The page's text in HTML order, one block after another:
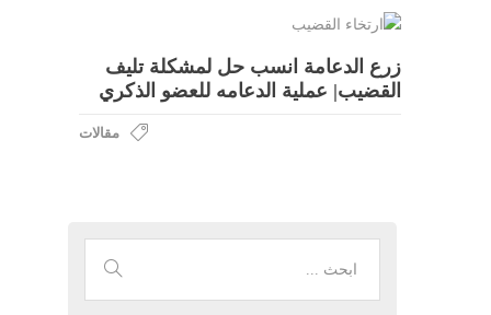
زرع الدعامة انسب حل لمشكلة تليف
القضيب| عملية الدعامه للعضو الذكري
مقالات